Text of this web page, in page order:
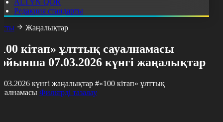
ALTYN QOR
Редакция стандарты
Жаңалықтар
кітап» ұлттық сауалнамасы
07.03.2026 күнгі жаңалықтар
күнгі жаңалықтар #«100 кітап» ұлттық
Фильтрді тазалау